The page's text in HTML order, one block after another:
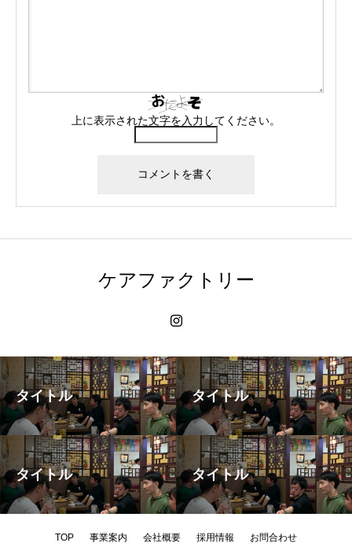
上に表示された文字を入力してください。
ケアファクトリー
タイトル タイトル
タイトル タイトル
TOP 事業案内 会社概要 採用情報 お問合わせ